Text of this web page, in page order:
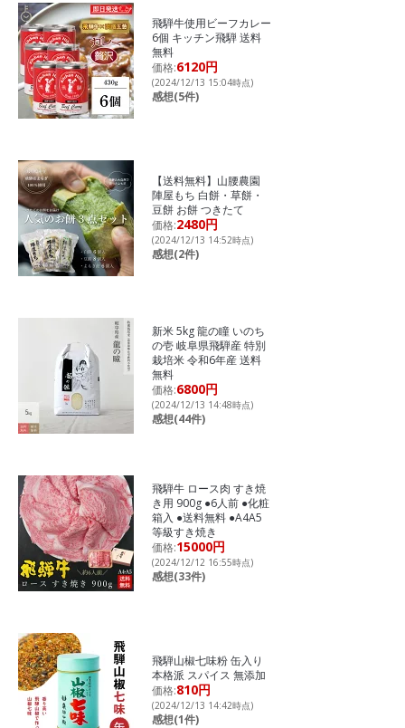
飛騨牛使用ビーフカレー
6個 キッチン飛騨 送料
無料
価格:6120円
(2024/12/13 15:04時点)
感想(5件)
【送料無料】山腰農園
陣屋もち 白餅・草餅・
豆餅 お餅 つきたて
価格:2480円
(2024/12/13 14:52時点)
感想(2件)
新米 5kg 龍の瞳 いのち
の壱 岐阜県飛騨産 特別
栽培米 令和6年産 送料
無料
価格:6800円
(2024/12/13 14:48時点)
感想(44件)
飛騨牛 ロース肉 すき焼
き用 900g ●6人前 ●化粧
箱入 ●送料無料 ●A4A5
等級すき焼き
価格:15000円
(2024/12/12 16:55時点)
感想(33件)
飛騨山椒七味粉 缶入り
本格派 スパイス 無添加
価格:810円
(2024/12/13 14:42時点)
感想(1件)